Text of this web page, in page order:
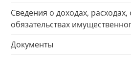
Сведения о доходах,
обязательствах
Документы